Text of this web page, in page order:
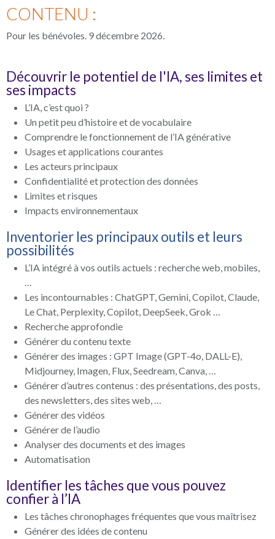
CONTENU :
Pour les bénévoles. 9 décembre 2026.
Découvrir le potentiel de l'IA, ses limites et
ses impacts
L’IA, c’est quoi ?
Un petit peu d’histoire et de vocabulaire
Comprendre le fonctionnement de l’IA générative
Usages et applications courantes
Les acteurs principaux
Confidentialité et protection des données
Limites et risques
Impacts environnementaux
Inventorier les principaux outils et leurs
possibilités
L’IA intégré à vos outils actuels : recherche web, mobiles,
…
Les incontournables : ChatGPT, Gemini, Copilot, Claude,
Le Chat, Perplexity, Copilot, DeepSeek, Grok …
Recherche approfondie
Générer du contenu texte
Générer des images : GPT Image (GPT-4o, DALL-E),
Midjourney, Imagen, Flux, Seedream, Canva, …
Générer d’autres contenus : des présentations, des posts,
des newsletters, des sites web, …
Générer des vidéos
Générer de l’audio
Analyser des documents et des images
Automatisation
Identifier les tâches que vous pouvez
confier à l’IA
Les tâches chronophages fréquentes que vous maîtrisez
Générer des idées de contenu